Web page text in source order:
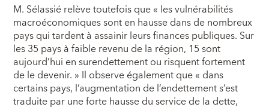
M. Sélassié relève toutefois que « les vulnérabilités
macroéconomiques sont en hausse dans de nombreux
pays qui tardent à assainir leurs finances publiques. Sur
les 35 pays à faible revenu de la région, 15 sont
aujourd’hui en surendettement ou risquent fortement
de le devenir. » Il observe également que « dans
certains pays, l’augmentation de l’endettement s’est
traduite par une forte hausse du service de la dette,